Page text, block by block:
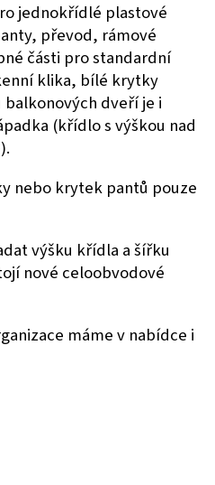
jednokřídlé plastové
převod, rámové
části pro standardní
klika, bílé krytky
balkonových dveří je i
(křídlo s výškou nad
nebo krytek pantů pouze
výšku křídla a šířku
nové celoobvodové
máme v nabídce i